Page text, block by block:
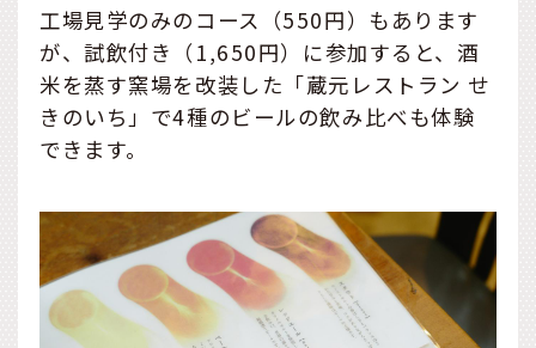
工場見学のみのコース（550円）もあります
が、試飲付き（1,650円）に参加すると、酒
米を蒸す窯場を改装した「蔵元レストラン せ
きのいち」で4種のビールの飲み比べも体験
できます。